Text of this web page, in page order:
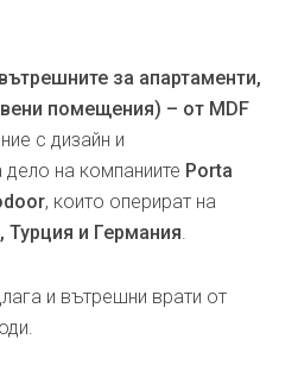
за апартаменти,
помещения) – от MDF
с дизайн и
на компаниите Porta
, които оперират на
и Германия.
и вътрешни врати от